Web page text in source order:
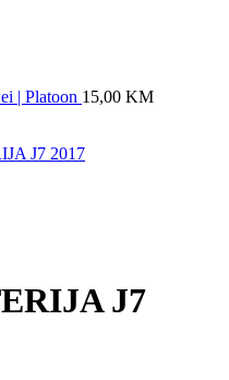
| Platoon 15,00 KM
J7